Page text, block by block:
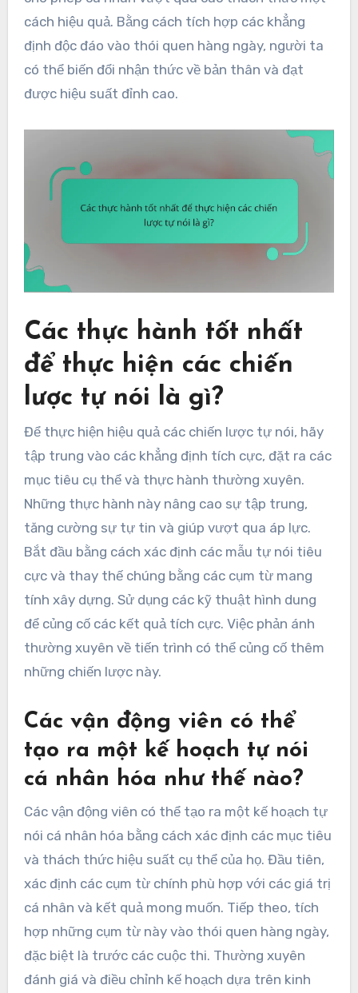
cách hiệu quả. Bằng cách tích hợp các khẳng
định độc đáo vào thói quen hàng ngày, người ta
có thể biến đổi nhận thức về bản thân và đạt
được hiệu suất đỉnh cao.
Các thực hành tốt nhất
để thực hiện các chiến
lược tự nói là gì?
Để thực hiện hiệu quả các chiến lược tự nói, hãy
tập trung vào các khẳng định tích cực, đặt ra các
mục tiêu cụ thể và thực hành thường xuyên.
Những thực hành này nâng cao sự tập trung,
tăng cường sự tự tin và giúp vượt qua áp lực.
Bắt đầu bằng cách xác định các mẫu tự nói tiêu
cực và thay thế chúng bằng các cụm từ mang
tính xây dựng. Sử dụng các kỹ thuật hình dung
để củng cố các kết quả tích cực. Việc phản ánh
thường xuyên về tiến trình có thể củng cố thêm
những chiến lược này.
Các vận động viên có thể
tạo ra một kế hoạch tự nói
cá nhân hóa như thế nào?
Các vận động viên có thể tạo ra một kế hoạch tự
nói cá nhân hóa bằng cách xác định các mục tiêu
và thách thức hiệu suất cụ thể của họ. Đầu tiên,
xác định các cụm từ chính phù hợp với các giá trị
cá nhân và kết quả mong muốn. Tiếp theo, tích
hợp những cụm từ này vào thói quen hàng ngày,
đặc biệt là trước các cuộc thi. Thường xuyên
đánh giá và điều chỉnh kế hoạch dựa trên kinh